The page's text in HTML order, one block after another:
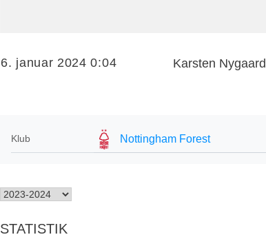
6. januar 2024 0:04 Karsten Nygaard
Klub Nottingham Forest
STATISTIK